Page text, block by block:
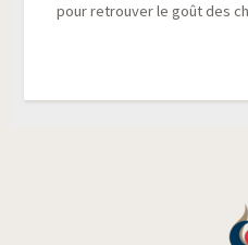
pour retrou­ver le goût des